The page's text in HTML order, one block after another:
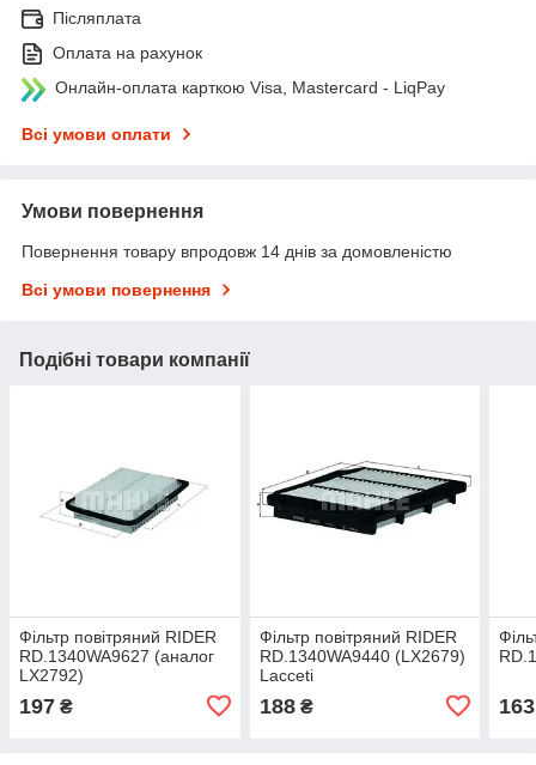
Післяплата
Оплата на рахунок
Онлайн-оплата карткою Visa, Mastercard - LiqPay
Всі умови оплати
Умови повернення
Повернення товару впродовж 14 днів за домовленістю
Всі умови повернення
Подібні товари компанії
Фільтр повітряний RIDER
RD.1340WA9627 (аналог
LX2792)
197 ₴
Фільтр повітряний RIDER
RD.1340WA9440 (LX2679)
Lacceti
188₴ 163